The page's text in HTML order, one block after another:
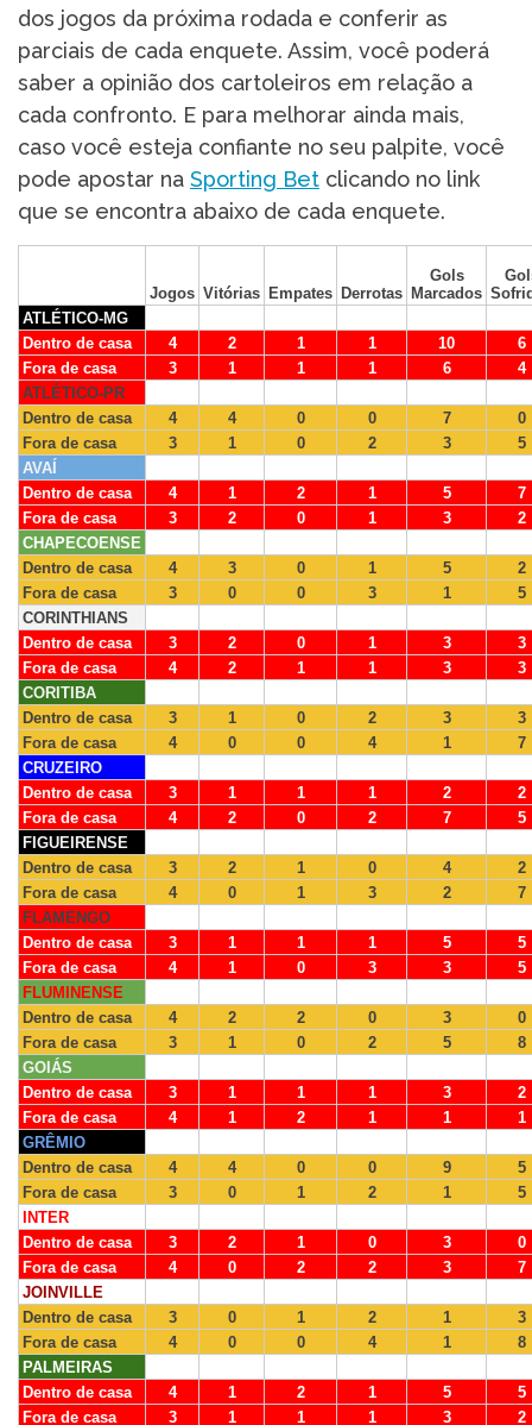
dos jogos da próxima rodada e conferir as
parciais de cada enquete. Assim, você poderá
saber a opinião dos cartoleiros em relação a
cada confronto. E para melhorar ainda mais,
caso você esteja confiante no seu palpite, você
pode apostar na Sporting Bet clicando no link
que se encontra abaixo de cada enquete.
Jogos Vitórias Empates Derrotas
Gols
Marcados
ATLÉTICO-MG
Dentro de casa
4 2 1 1 10
6
Fora de casa
3 1 1 1 6
4
ATLÉTICO-PR
Dentro de casa
4 4 0 0 7
0
Fora de casa
3 1 0 2 3
5
AVAÍ
Dentro de casa
4 1 2 1 5
7
Fora de casa
3 2 0 1 3
2
CHAPECOENSE
Dentro de casa
4 3 0 1 5
2
Fora de casa
3 0 0 3 1
5
CORINTHIANS
Dentro de casa
3 2 0 1 3
3
Fora de casa
4 2 1 1 3
3
CORITIBA
Dentro de casa
3 1 0 2 3
3
Fora de casa
4 0 0 4 1
7
CRUZEIRO
Dentro de casa
3 1 1 1 2
2
Fora de casa
4 2 0 2 7
5
FIGUEIRENSE
Dentro de casa
3 2 1 0 4
2
Fora de casa
4 0 1 3 2
7
FLAMENGO
Dentro de casa
3 1 1 1 5
5
Fora de casa
4 1 0 3 3
5
FLUMINENSE
Dentro de casa
4 2 2 0 3
0
Fora de casa
3 1 0 2 5
8
GOIÁS
Dentro de casa
3 1 1 1 3
2
Fora de casa
4 1 2 1 1
1
GRÊMIO
Dentro de casa
4 4 0 0 9
5
Fora de casa
3 0 1 2 1
5
INTER
Dentro de casa
3 2 1 0 3
0
Fora de casa
4 0 2 2 3
7
JOINVILLE
Dentro de casa
3 0 1 2 1
3
Fora de casa
4 0 0 4 1
8
PALMEIRAS
Dentro de casa
4 1 2 1 5
5
Fora de casa
3 1 1 1 3 2